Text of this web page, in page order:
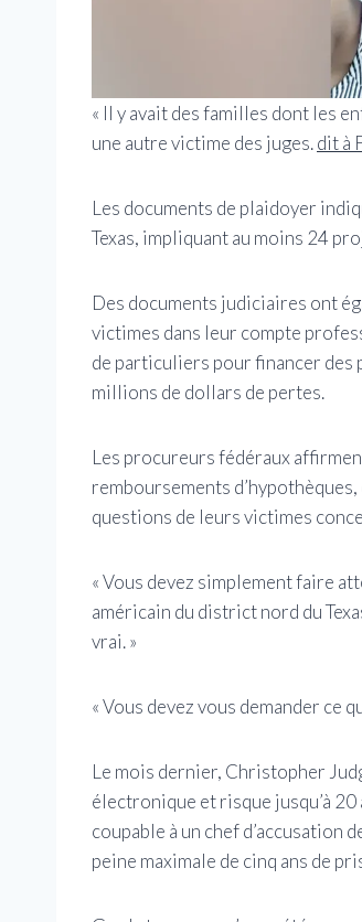
« Il y avait des familles dont les
une autre victime des juges.dit à
Les documents de plaidoyer
Texas, impliquant au moins 24
Des documents judiciaires ont
victimes dans leur compte
de particuliers pour financer des
millions de dollars de pertes.
Les procureurs fédéraux
remboursements
questions de leurs victimes
« Vous devez simplement faire
américain du district nord du
vrai. »
« Vous devez vous demander ce
Le mois dernier, Christopher
électronique et risque jusqu’à
coupable à un chef d’accusation
peine maximale de cinq ans de